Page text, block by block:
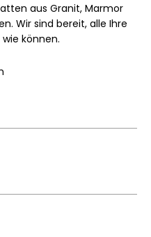
aus Granit, Marmor
Wir sind bereit, alle Ihre
können.